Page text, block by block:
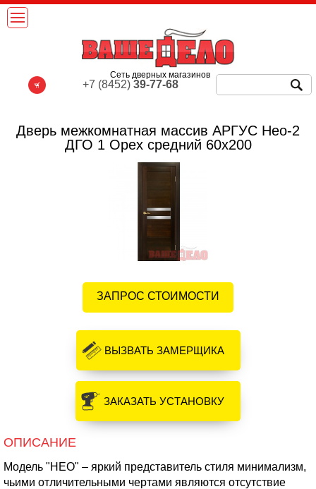
Дверь межкомнатная массив АРГУС Нео-2
ДГО 1 Орех средний 60х200
ЗАПРОС СТОИМОСТИ
ВЫЗВАТЬ ЗАМЕРЩИКА
ЗАКАЗАТЬ УСТАНОВКУ
ОПИСАНИЕ
Модель "НЕО" – яркий представитель стиля минимализм,
чьими отличительными чертами являются отсутствие
Сеть дверных магазинов
+7 (8452)39-77-68